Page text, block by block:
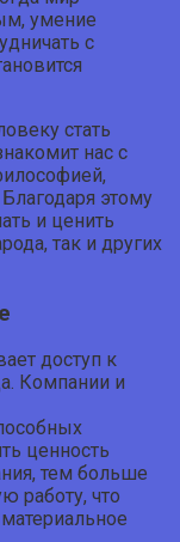
умение
с
стать
нас с
этому
и ценить
так и других
доступ к
Компании и
ценность
тем больше
работу, что